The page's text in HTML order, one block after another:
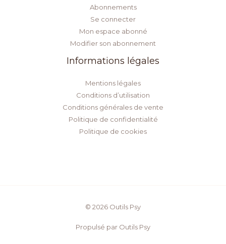
Abonnements
Se connecter
Mon espace abonné
Modifier son abonnement
Informations légales
Mentions légales
Conditions d’utilisation
Conditions générales de vente
Politique de confidentialité
Politique de cookies
© 2026 Outils Psy
Propulsé par Outils Psy